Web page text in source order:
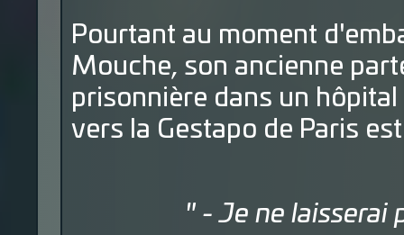
Pourtant au moment
Mouche, son ancienne
prisonnière dans un
vers la Gestapo de Paris
" - Je ne laisserai